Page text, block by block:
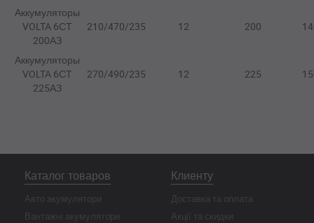
Аккумуляторы
VOLTA 6СТ
200АЗ
210/470/235 12 200
Аккумуляторы
VOLTA 6СТ
225АЗ
270/490/235 12 225
Каталог товаров
Авто акумулятори
Вантажні акумулятори
Клиенту
Доставка та оплата
Акції та скидки